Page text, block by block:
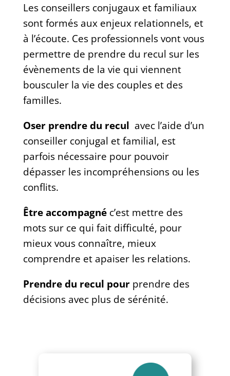
Les conseillers conjugaux et familiaux
sont formés aux enjeux relationnels, et
à l’écoute. Ces professionnels vont vous
permettre de prendre du recul sur les
évènements de la vie qui viennent
bousculer la vie des couples et des
familles.
Oser prendre du recul avec l’aide d’un
conseiller conjugal et familial, est
parfois nécessaire pour pouvoir
dépasser les incompréhensions ou les
conflits.
Être accompagné c’est mettre des
mots sur ce qui fait difficulté, pour
mieux vous connaître, mieux
comprendre et apaiser les relations.
Prendre du recul pourprendre des
décisions avec plus de sérénité.